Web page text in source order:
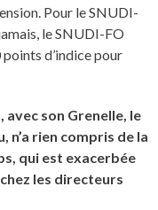
Pour le SNUDI-
le SNUDI-FO
d’indice pour
avec son Grenelle, le
n’a rien compris de la
qui est exacerbée
les directeurs